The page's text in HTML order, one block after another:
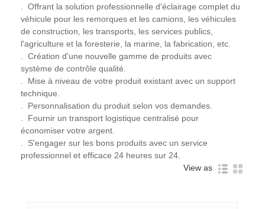
. Offrant la solution professionnelle d'éclairage complet du
véhicule pour les remorques et les camions, les véhicules
de construction, les transports, les services publics,
l'agriculture et la foresterie, la marine, la fabrication, etc.
. Création d'une nouvelle gamme de produits avec
système de contrôle qualité.
. Mise à niveau de votre produit existant avec un support
technique.
. Personnalisation du produit selon vos demandes.
. Fournir un transport logistique centralisé pour
économiser votre argent.
. S'engager sur les bons produits avec un service
professionnel et efficace 24 heures sur 24.
View as